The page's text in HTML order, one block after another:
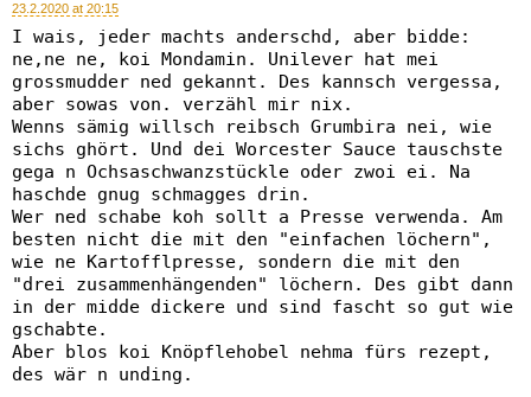
23.2.2020 at 20:15
I wais, jeder machts anderschd, aber bidde:
ne,ne ne, koi Mondamin. Unilever hat mei
grossmudder ned gekannt. Des kannsch vergessa,
aber sowas von. verzähl mir nix.
Wenns sämig willsch reibsch Grumbira nei, wie
sichs ghört. Und dei Worcester Sauce tauschste
gega n Ochsaschwanzstückle oder zwoi ei. Na
haschde gnug schmagges drin.
Wer ned schabe koh sollt a Presse verwenda. Am
besten nicht die mit den "einfachen löchern",
wie ne Kartofflpresse, sondern die mit den
"drei zusammenhängenden" löchern. Des gibt dann
in der midde dickere und sind fascht so gut wie
gschabte.
Aber blos koi Knöpflehobel nehma fürs rezept,
des wär n unding.